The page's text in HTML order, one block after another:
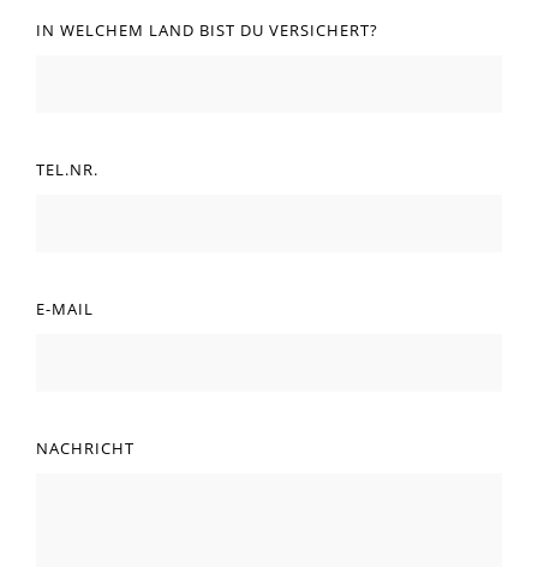
IN WELCHEM LAND BIST DU VERSICHERT?
TEL.NR.
E-MAIL
NACHRICHT